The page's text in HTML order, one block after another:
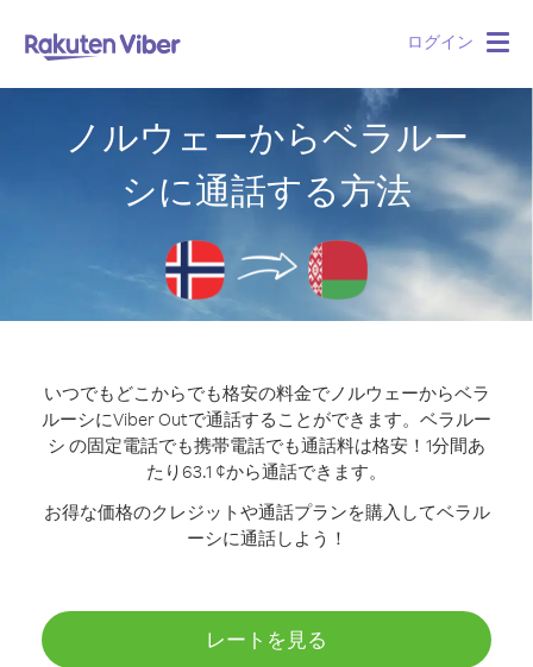
ログイン
ノルウェーからベラルー
シに通話する方法
いつでもどこからでも格安の料金でノルウェーからベラ
ルーシにViber Outで通話することができます。 ベラルー
シ の固定電話でも携帯電話でも通話料は格安！1分間あ
たり63.1 ¢から通話できます。
お得な価格のクレジットや通話プランを購入してベラル
ーシに通話しよう！
レートを見る